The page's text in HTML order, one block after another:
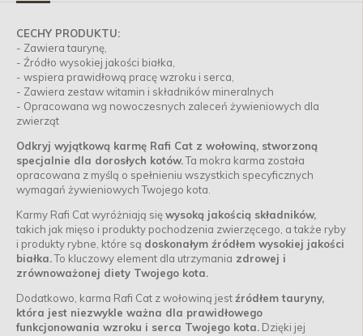
CECHY PRODUKTU:
- Zawiera taurynę,
- Źródło wysokiej jakości białka,
- wspiera prawidłową pracę wzroku i serca,
- Zawiera zestaw witamin i składników mineralnych
- Opracowana wg nowoczesnych zaleceń żywieniowych dla
zwierząt
Odkryj wyjątkową karmę Rafi Cat z wołowiną, stworzoną
specjalnie dla dorosłych kotów.Ta mokra karma została
opracowana z myślą o spełnieniu wszystkich specyficznych
wymagań żywieniowych Twojego kota.
Karmy Rafi Cat wyróżniają sięwysoką jakością składników,
takich jak mięso i produkty pochodzenia zwierzęcego, a także ryby
i produkty rybne, które są doskonałym źródłem wysokiej jakości
białka.To kluczowy element dla utrzymania zdrowej i
zrównoważonej diety Twojego kota.
Dodatkowo, karma Rafi Cat z wołowiną jest źródłem tauryny,
która jest niezwykle ważna dla prawidłowego
funkcjonowania wzroku i serca Twojego kota. Dzięki jej